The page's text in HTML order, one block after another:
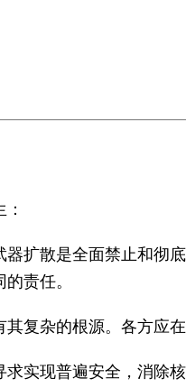
散是全面禁止和彻底
责任。
杂的根源。各方应在
现普遍安全，消除核